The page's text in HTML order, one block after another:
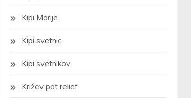
Kipi Marije
Kipi svetnic
Kipi svetnikov
Križev pot relief